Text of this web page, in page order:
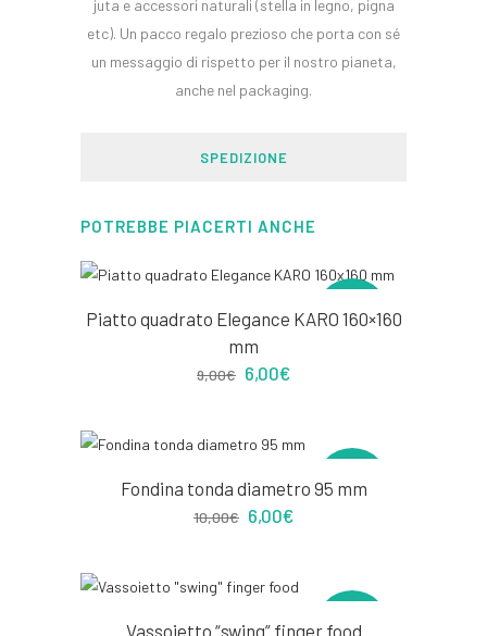
juta e accessori naturali (stella in legno, pigna
etc). Un pacco regalo prezioso che porta con sé
un messaggio di rispetto per il nostro pianeta,
anche nel packaging.
SPEDIZIONE
POTREBBE PIACERTI ANCHE
PROMO
Piatto quadrato Elegance KARO 160×160
mm
9,00€ Il
era:
9,00€.
6,00€Il
è:
6,00€.PROMO
Fondina tonda diametro 95 mm
10,00€ Il
era:
10,00€.
6,00€Il
è:
6,00€.PROMO
Vassoietto “swing” finger food